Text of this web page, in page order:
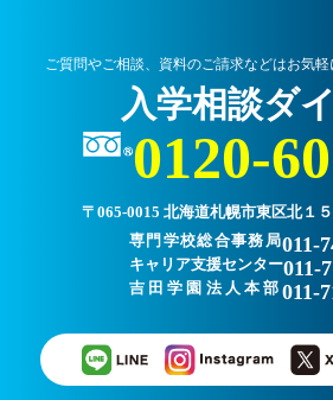
ご質問やご相談、資料のご請求などはお気
入学相談ダ
0120-
〒065-0015 北海道札幌市東区北１
専門学校総合事務局011-
キャリア支援センター011-
吉田学園法人本部011-